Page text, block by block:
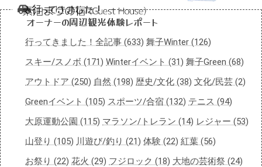
行ってきました！
オーナーの周辺観光体験レポート
行ってきました！全記事 (633) 舞子Winter (126)
スキー/スノボ (171) Winterイベント (31) 舞子Green (68)
アウトドア (250) 自然 (198) 歴史/文化 (38) 文化/民芸 (2)
Greenイベント (105) スポーツ/合宿 (132) テニス (94)
大原運動公園 (115) マラソン/トレラン (14) レジャー (53)
山登り (105) 川遊び/釣り (21) 体験 (22) 紅葉 (56)
お祭り (22) 花火 (29) フジロック (18) 大地の芸術祭 (24)